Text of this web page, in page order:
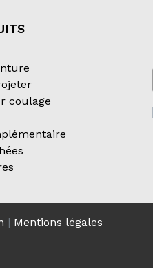
coulage
| Mentions légales